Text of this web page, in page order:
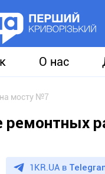
О нас
мосту №7
ремонтных
1KR.UA в